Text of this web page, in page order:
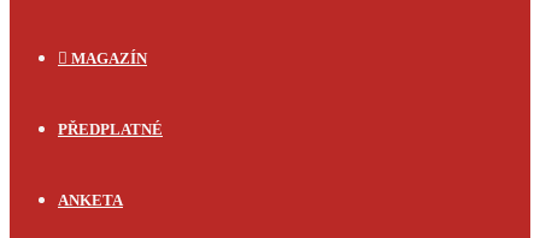
MAGAZÍN
PŘEDPLATNÉ
ANKETA